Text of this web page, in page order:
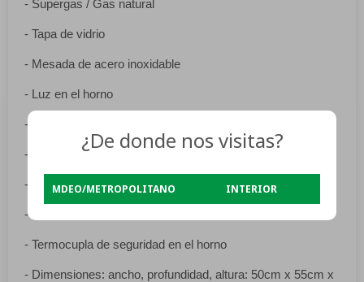
- Supergas / Gas natural
- Tapa de vidrio
- Mesada de acero inoxidable
- Luz en el horno
- Encendido electrónico total
- Horno enlozado
- Entrada de gas a la izquierda (vista de frente)
- 1 Parrilla de horno
- Termocupla de seguridad en el horno
- Dimensiones: ancho, profundidad, altura: 50cm x 55cm x
¿De donde nos visitas?
MDEO/METROPOLITANO INTERIOR